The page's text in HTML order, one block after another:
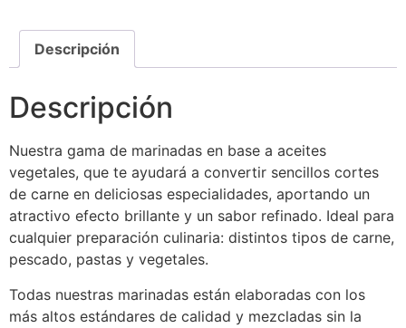
Descripción
Descripción
Nuestra gama de marinadas en base a aceites
vegetales, que te ayudará a convertir sencillos cortes
de carne en deliciosas especialidades, aportando un
atractivo efecto brillante y un sabor refinado. Ideal para
cualquier preparación culinaria: distintos tipos de carne,
pescado, pastas y vegetales.
Todas nuestras marinadas están elaboradas con los
más altos estándares de calidad y mezcladas sin la